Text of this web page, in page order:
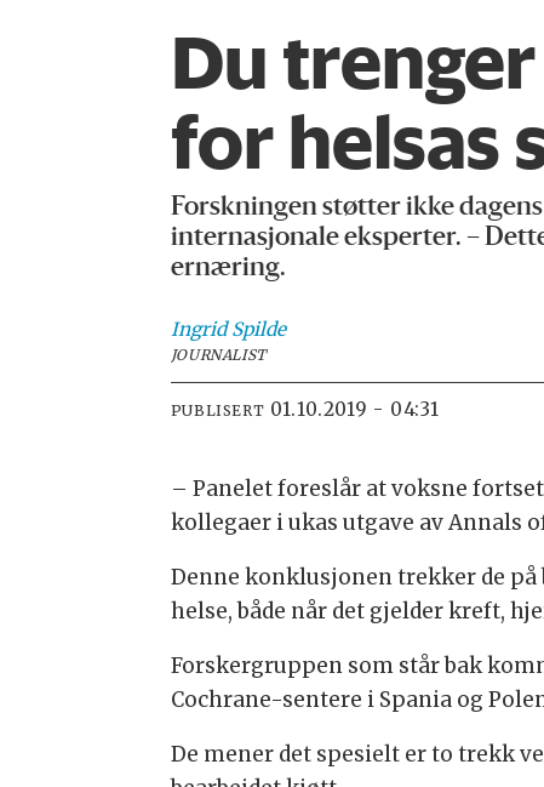
Du
for helsas
Forskningen støtter ikke
internasjonale eksperter. –
ernæring.
Ingrid Spilde
JOURNALIST
PUBLISERT 01.10.2019 - 04:31
– Panelet foreslår at voksne
kollegaer i ukas utgave av Annals
Denne konklusjonen trekker de
helse, både når det gjelder kreft,
Forskergruppen som står bak
Cochrane-sentere i Spania og
De mener det spesielt er to trekk